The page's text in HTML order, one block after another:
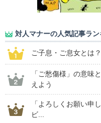
対人マナーの人気記事ラ
ご子息・ご息女とは
「ご愁傷様」の意味
えよう
「よろしくお願い申
ビ...